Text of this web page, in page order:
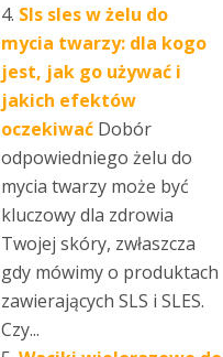
Sls sles w żelu do
mycia twarzy: dla kogo
jest, jak go używać i
jakich efektów
oczekiwać Dobór
odpowiedniego żelu do
mycia twarzy może być
kluczowy dla zdrowia
Twojej skóry, zwłaszcza
gdy mówimy o produktach
zawierających SLS i SLES.
Czy...